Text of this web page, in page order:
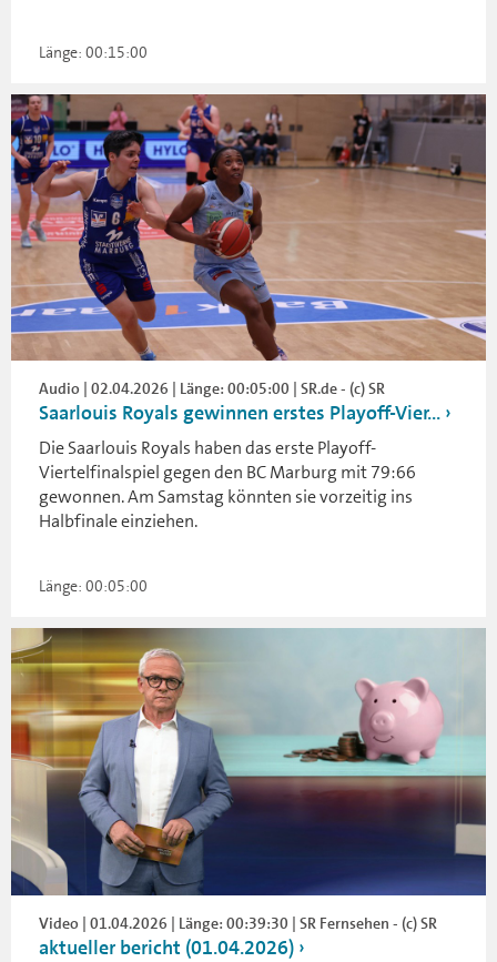
Länge: 00:15:00
Audio | 02.04.2026 | Länge: 00:05:00 | SR.de - (c) SR
Saarlouis Royals gewinnen erstes Playoff-Vier...
Die Saarlouis Royals haben das erste Playoff-
Viertelfinalspiel gegen den BC Marburg mit 79:66
gewonnen. Am Samstag könnten sie vorzeitig ins
Halbfinale einziehen.
Länge: 00:05:00
Video | 01.04.2026 | Länge: 00:39:30 | SR Fernsehen - (c) SR
aktueller bericht (01.04.2026)